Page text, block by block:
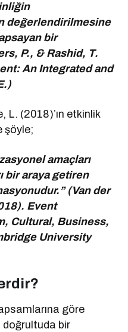
değerlendirilmesine
bir
P., & Rashid, T.
An Integrated and
L. (2018)’ın etkinlik
şöyle;
amaçları
bir araya getiren
(Van der
Event
Cultural, Business,
University
göre
doğrultuda bir